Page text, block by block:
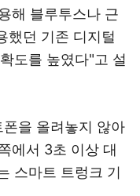
해 블루투스나 근
했던 기존 디지털
도를 높였다"고 설
을 올려놓지 않아
에서 3초 이상 대
스마트 트렁크 기